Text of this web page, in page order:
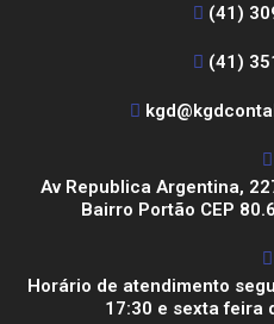
(41)
(41)
Av Republica Argentina,
Bairro Portão CEP
Horário de atendimento
17:30 e sexta feira